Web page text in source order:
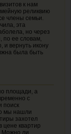
к нам
реликвию
члены семьи.
эта
но через
по ее словам,
и вернуть икону
была быть
площади, а
с
поиск
мы нашли
захотел
цене квартир
Можно ли